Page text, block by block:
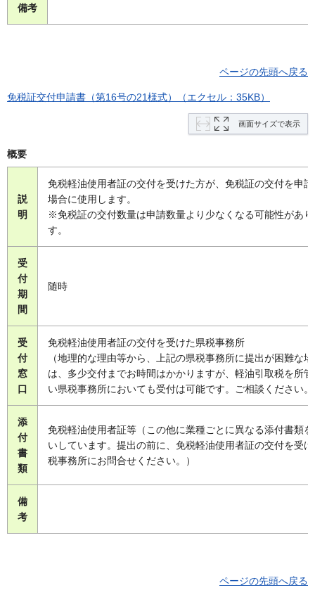
備考
ページの先頭へ戻る
免税証交付申請書（第16号の21様式）（エクセル：35KB）
画面サイズで表示
概要
説
明
免税軽油使用者証の交付を受けた方が、免税証の交付を申
場合に使用します。
※免税証の交付数量は申請数量より少なくなる可能性があ
す。
受
付
期
間
随時
受
付
窓
口
免税軽油使用者証の交付を受けた県税事務所
（地理的な理由等から、上記の県税事務所に提出が困難な
は、多少交付までお時間はかかりますが、軽油引取税を所
い県税事務所においても受付は可能です。ご相談ください
添
付
書
類
免税軽油使用者証等（この他に業種ごとに異なる添付書類
いしています。提出の前に、免税軽油使用者証の交付を受
税事務所にお問合せください。）
備
考
ページの先頭へ戻る